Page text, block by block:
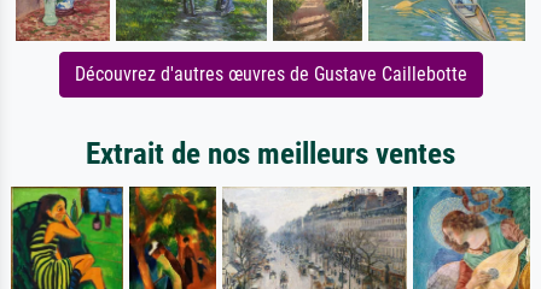
Découvrez d'autres œuvres de Gustave Caillebotte
Extrait de nos meilleurs ventes